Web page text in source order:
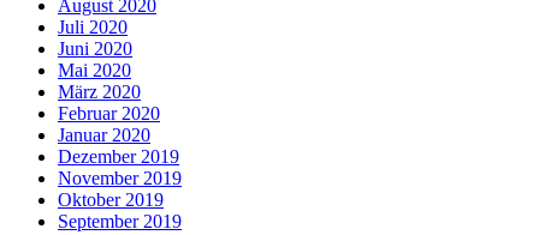
August 2020
Juli 2020
Juni 2020
Mai 2020
März 2020
Februar 2020
Januar 2020
Dezember 2019
November 2019
Oktober 2019
September 2019